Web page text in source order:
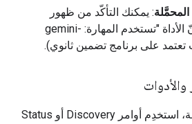
: يمكنك التأكّد من ظهور
مؤشر يشير إلى أنّ الأداة "تستخدم المهارة: gemini-
إذا قدّم الوكيل إجابة عامة، استخدِم أوامر Discovery أو Status